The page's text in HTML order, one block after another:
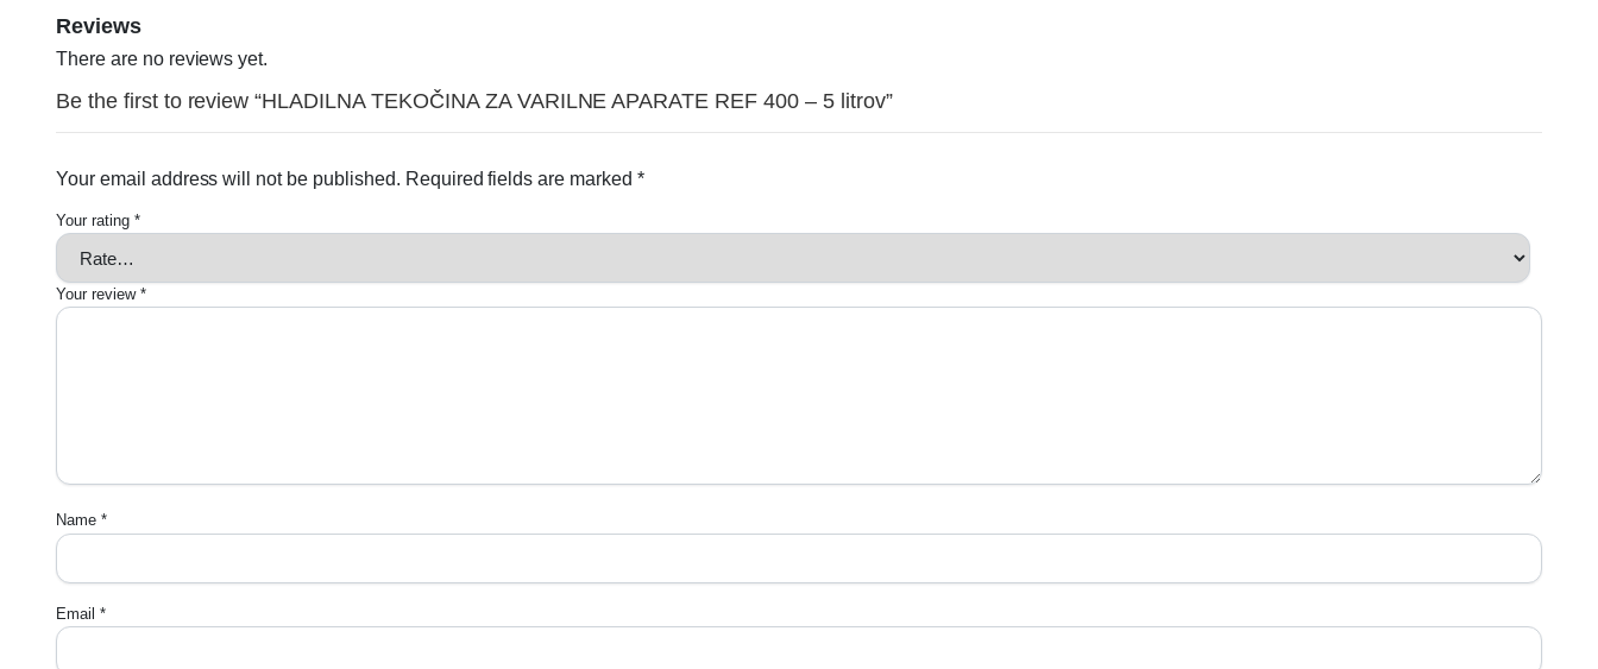
Reviews
There are no reviews yet.
Be the first to review “HLADILNA TEKOČINA ZA VARILNE APARATE REF 400 – 5 litrov”
Your email address will not be published. Required fields are marked *
Your rating *
Your review *
Name *
Email *